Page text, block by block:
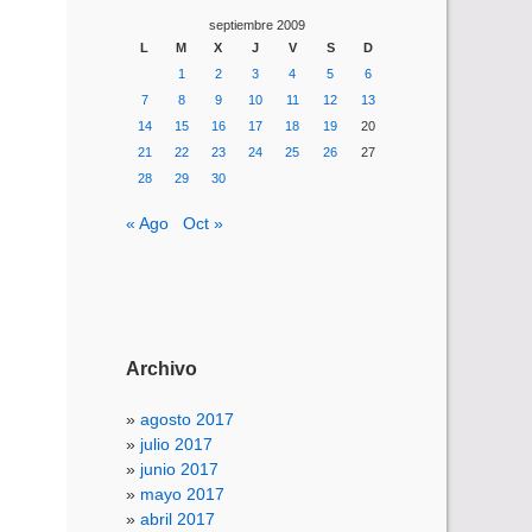
septiembre 2009
L
M X J V S
D
1
2 3 4 5
6
7
8 9 10 11 12
13
14
15 16 17 18 19
20
21
22 23 24 25 26
27
28
29 30
« Ago Oct »
Archivo
agosto 2017
julio 2017
junio 2017
mayo 2017
abril 2017